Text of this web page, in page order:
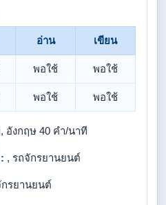
อ่าน เขียน
พอใช้ พอใช้
พอใช้ พอใช้
อังกฤษ 40 คำ/นาที
, รถจักรยานยนต์
กรยานยนต์